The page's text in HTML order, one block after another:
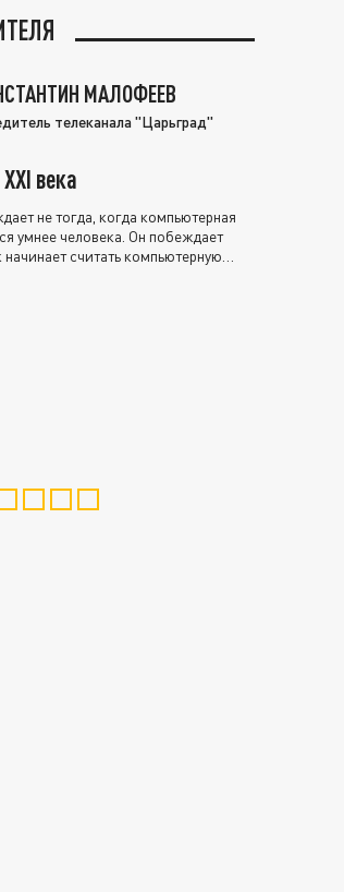
МАЛОФЕЕВ
телеканала "Царьград"
века
не тогда, когда компьютерная
умнее человека. Он побеждает
начинает считать компьютерную